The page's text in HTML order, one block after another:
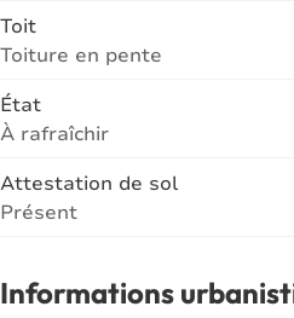
Toit
Toiture en pente
État
À rafraîchir
Attestation de sol
Présent
Informations